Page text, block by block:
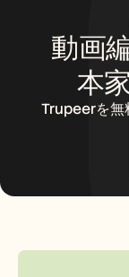
動画
本
Trupeerを無